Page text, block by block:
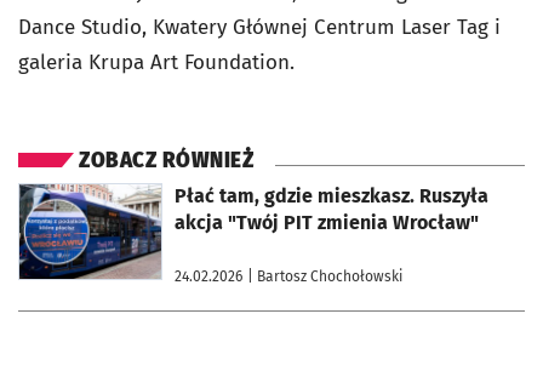
Dance Studio, Kwatery Głównej Centrum Laser Tag i
galeria Krupa Art Foundation.
ZOBACZ RÓWNIEŻ
Płać tam, gdzie mieszkasz. Ruszyła
akcja "Twój PIT zmienia Wrocław"
24.02.2026 | Bartosz Chochołowski
otworzy się w nowej karcie